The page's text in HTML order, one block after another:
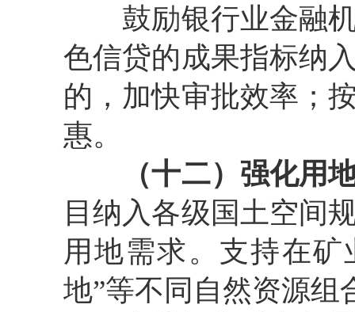
鼓励银行业金融
色信贷的成果指标纳
的，加快审批效率；
惠。
（十二）强化用
目纳入各级国土空间
用地需求。支持在
地”等不同自然资源组